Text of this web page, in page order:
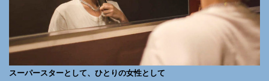
スーパースターとして、ひとりの女性として